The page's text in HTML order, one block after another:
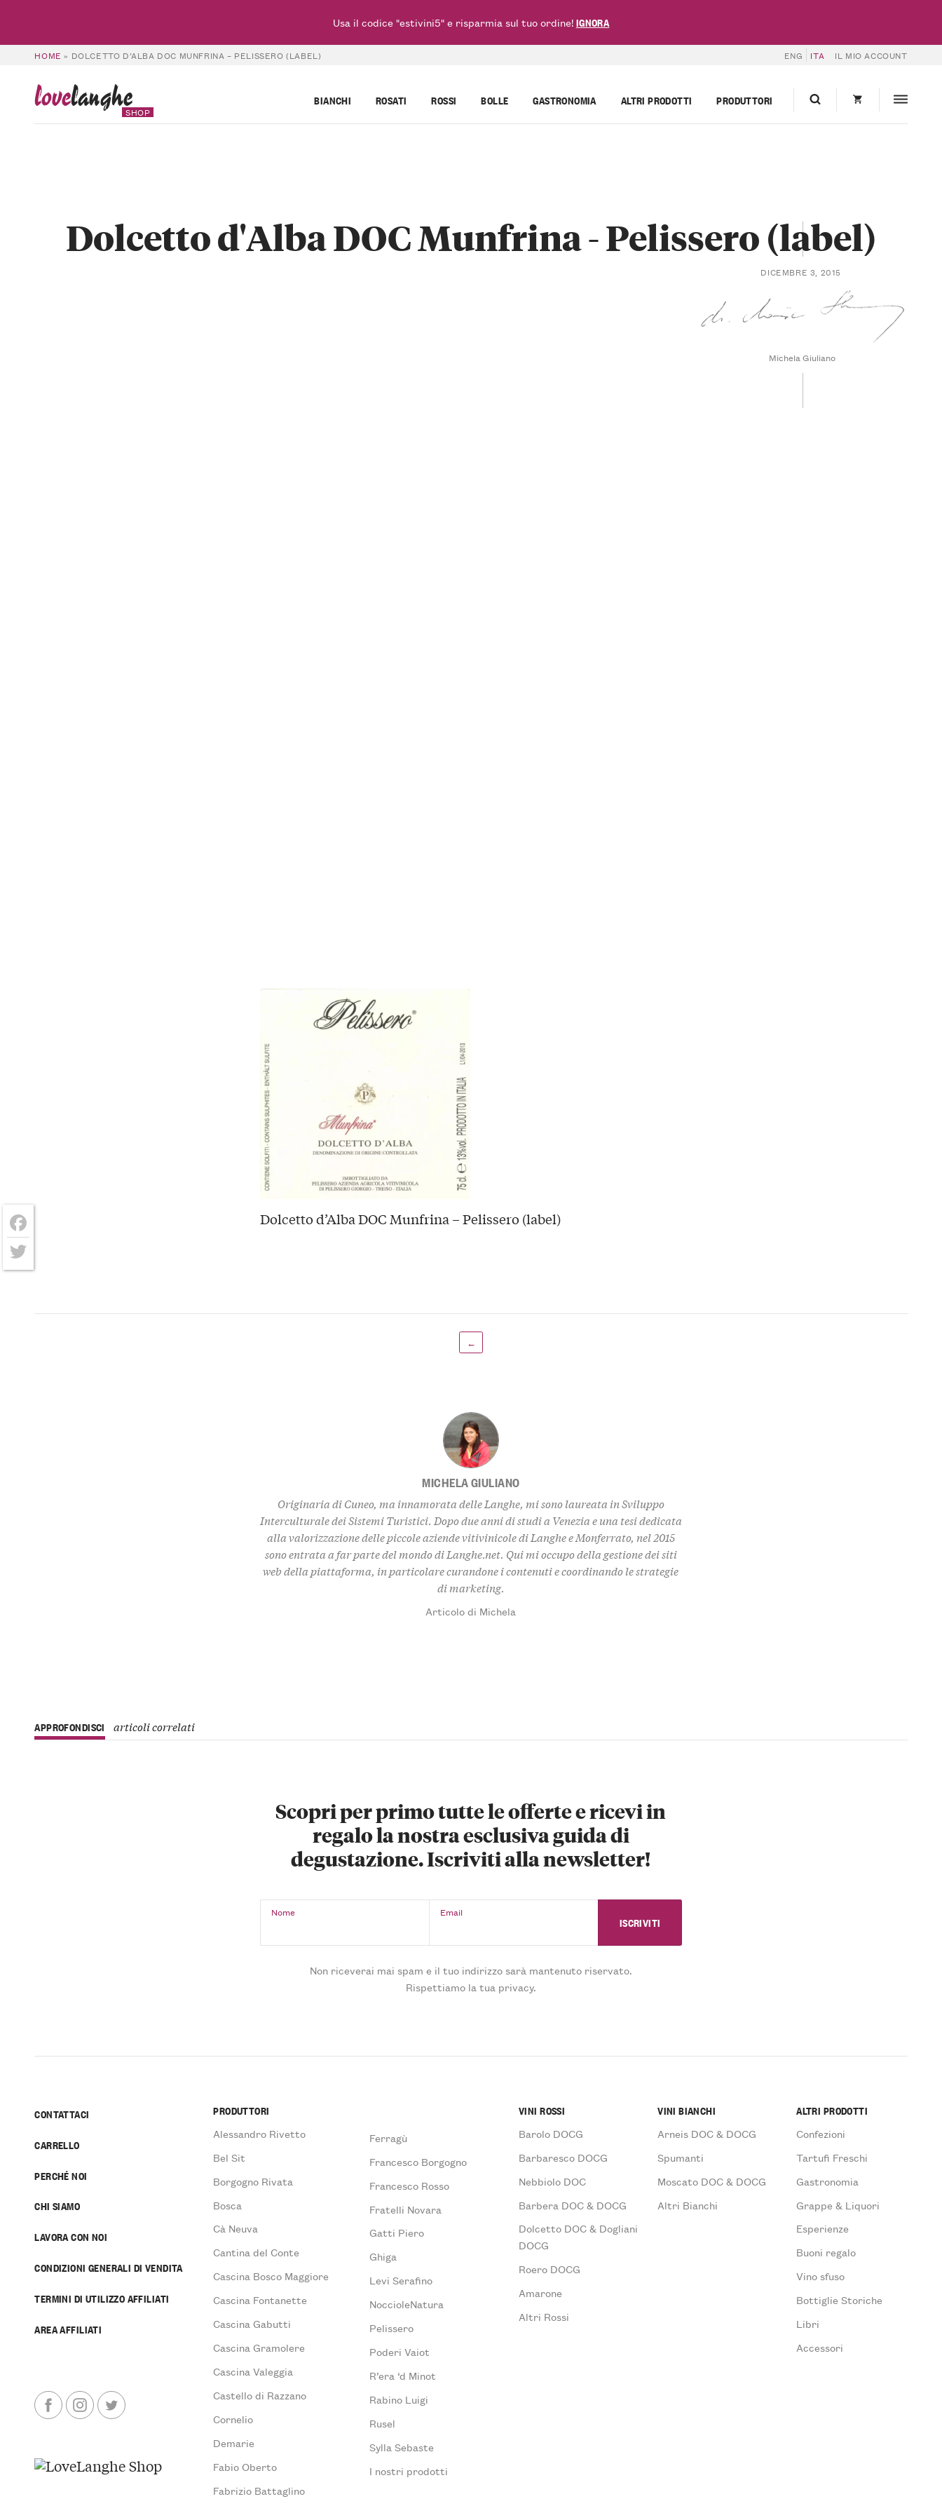
HOME » DOLCETTO D’ALBA DOC MUNFRINA – PELISSERO (LABEL) ENG ITA IL MIO ACCOUNT
lovelanghe
SHOP
BIANCHI ROSATI ROSSI BOLLE GASTRONOMIA ALTRI PRODOTTI PRODUTTORI
Dolcetto d'Alba DOC Munfrina - Pelissero (label)
DICEMBRE 3, 2015
Michela Giuliano
Dolcetto d’Alba DOC Munfrina – Pelissero (label)
←
MICHELA GIULIANO
Originaria di Cuneo, ma innamorata delle Langhe, mi sono laureata in Sviluppo
Interculturale dei Sistemi Turistici. Dopo due anni di studi a Venezia e una tesi dedicata
alla valorizzazione delle piccole aziende vitivinicole di Langhe e Monferrato, nel 2015
sono entrata a far parte del mondo di Langhe.net. Qui mi occupo della gestione dei siti
web della piattaforma, in particolare curandone i contenuti e coordinando le strategie
di marketing.
Articolo di Michela
APPROFONDISCI articoli correlati
Scopri per primo tutte le offerte e ricevi in
regalo la nostra esclusiva guida di
degustazione. Iscriviti alla newsletter!
Nome Email
Non riceverai mai spam e il tuo indirizzo sarà mantenuto riservato.
Rispettiamo la tua privacy.
CONTATTACI
CARRELLO
PERCHÉ NOI
CHI SIAMO
LAVORA CON NOI
CONDIZIONI GENERALI DI VENDITA
TERMINI DI UTILIZZO AFFILIATI
AREA AFFILIATI
PRODUTTORI
Alessandro Rivetto
Bel Sit
Borgogno Rivata
Bosca
Cà Neuva
Cantina del Conte
Cascina Bosco Maggiore
Cascina Fontanette
Cascina Gabutti
Cascina Gramolere
Cascina Valeggia
Castello di Razzano
Cornelio
Demarie
Fabio Oberto
Fabrizio Battaglino
Ferragù
Francesco Borgogno
Francesco Rosso
Fratelli Novara
Gatti Piero
Ghiga
Levi Serafino
NoccioleNatura
Pelissero
Poderi Vaiot
R’era ‘d Minot
Rabino Luigi
Rusel
Sylla Sebaste
I nostri prodotti
VINI ROSSI
Barolo DOCG
Barbaresco DOCG
Nebbiolo DOC
Barbera DOC & DOCG
Dolcetto DOC & Dogliani
DOCG
Roero DOCG
Amarone
Altri Rossi
VINI BIANCHI
Arneis DOC & DOCG
Spumanti
Moscato DOC & DOCG
Altri Bianchi
ALTRI PRODOTTI
Confezioni
Tartufi Freschi
Gastronomia
Grappe & Liquori
Esperienze
Buoni regalo
Vino sfuso
Bottiglie Storiche
Libri
Accessori
Facebook
Twitter
Usa il codice "estivini5" e risparmia sul tuo ordine!IGNORA